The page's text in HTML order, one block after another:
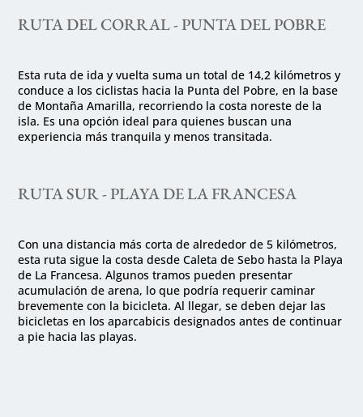
RUTA DEL CORRAL - PUNTA DEL POBRE
Esta ruta de ida y vuelta suma un total de 14,2 kilómetros y
conduce a los ciclistas hacia la Punta del Pobre, en la base
de Montaña Amarilla, recorriendo la costa noreste de la
isla. Es una opción ideal para quienes buscan una
experiencia más tranquila y menos transitada.
RUTA SUR - PLAYA DE LA FRANCESA
Con una distancia más corta de alrededor de 5 kilómetros,
esta ruta sigue la costa desde Caleta de Sebo hasta la Playa
de La Francesa. Algunos tramos pueden presentar
acumulación de arena, lo que podría requerir caminar
brevemente con la bicicleta. Al llegar, se deben dejar las
bicicletas en los aparcabicis designados antes de continuar
a pie hacia las playas.